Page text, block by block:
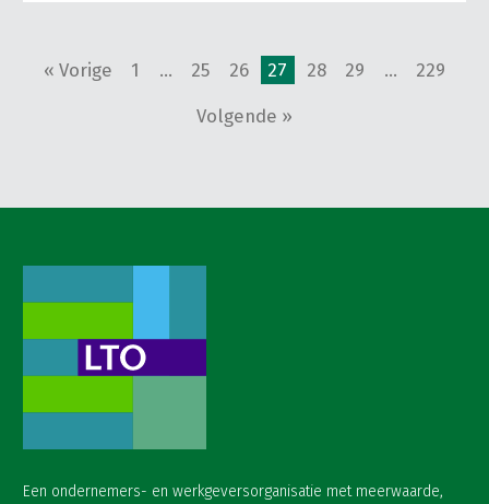
« Vorige 1 … 25 26 27 28 29 … 229
Volgende »
Een ondernemers- en werkgeversorganisatie met meerwaarde,